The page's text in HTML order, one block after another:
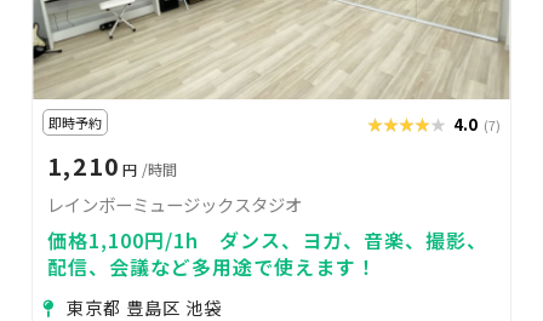
即時予約 ★★★★★
★★★★★ 4.0 (7)
1,210 円 /時間
レインボーミュージックスタジオ
価格1,100円/1h ダンス、ヨガ、音楽、撮影、
配信、会議など多用途で使えます！
東京都 豊島区 池袋